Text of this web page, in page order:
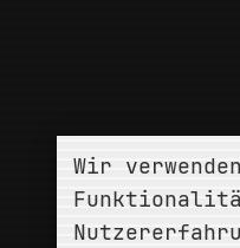
Wir